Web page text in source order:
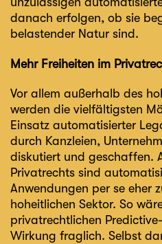
danach erfolgen, ob sie
belastender Natur sind.
Mehr Freiheiten im
Vor allem außerhalb des
werden die vielfältigsten
Einsatz automatisierter
durch Kanzleien,
diskutiert und geschaffen.
Privatrechts sind
Anwendungen per se eher
hoheitlichen Sektor. So
privatrechtlichen
Wirkung fraglich. Selbst